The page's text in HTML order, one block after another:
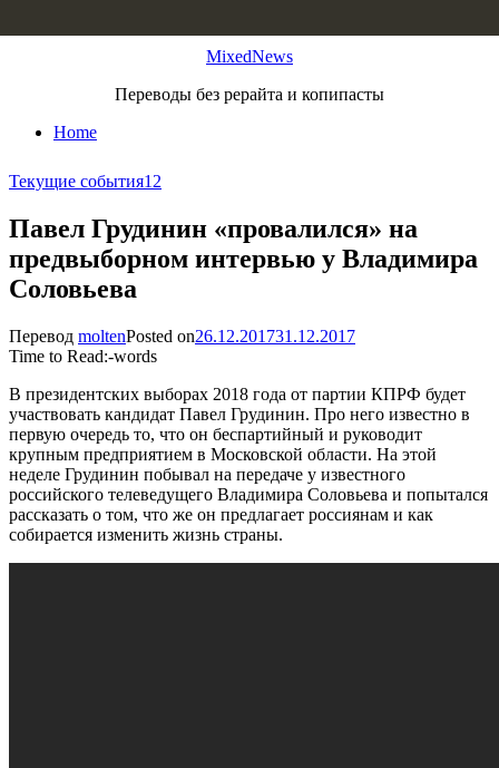
MixedNews
Переводы без рерайта и копипасты
Home
Текущие события12
Павел Грудинин «провалился» на
предвыборном интервью у Владимира
Соловьева
Перевод moltenPosted on26.12.201731.12.2017
Time to Read:-words
В президентских выборах 2018 года от партии КПРФ будет
участвовать кандидат Павел Грудинин. Про него известно в
первую очередь то, что он беспартийный и руководит
крупным предприятием в Московской области. На этой
неделе Грудинин побывал на передаче у известного
российского телеведущего Владимира Соловьева и попытался
рассказать о том, что же он предлагает россиянам и как
собирается изменить жизнь страны.